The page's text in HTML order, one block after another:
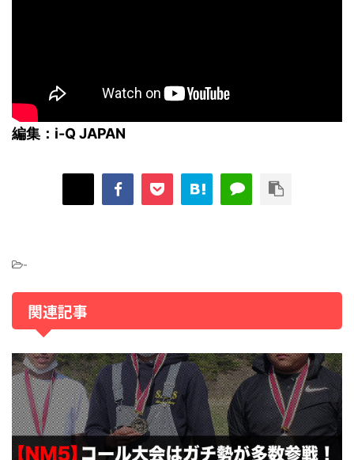
編集：i-Q JAPAN
-
関連記事